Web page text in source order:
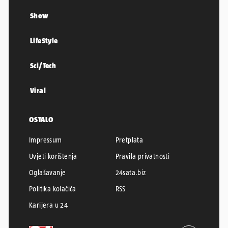
Show
LifeStyle
Sci/Tech
Viral
OSTALO
Impressum
Pretplata
Uvjeti korištenja
Pravila privatnosti
Oglašavanje
24sata.biz
Politika kolačića
RSS
Karijera u 24